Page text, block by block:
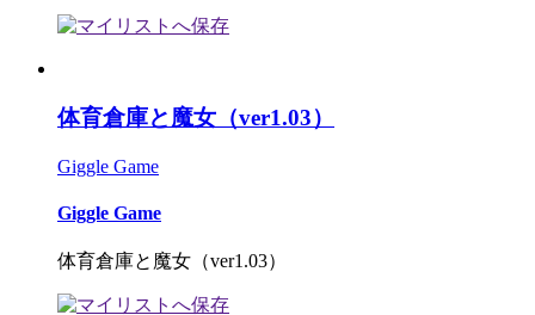
体育倉庫と魔女（ver1.03）
Giggle Game
Giggle Game
体育倉庫と魔女（ver1.03）